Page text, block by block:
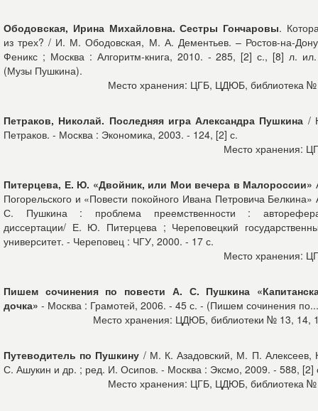
Ободовская, Ирина Михайловна. Сестры Гончаровы.
из трех? / И. М. Ободовская, М. А. Дементьев. – Ростов-на-
Феникс ; Москва : Алгоритм-книга, 2010. - 285, [2] с., [8] л.
(Музы Пушкина).
Место хранения: ЦГБ, ЦДЮБ, библиотека
Петраков, Николай. Последняя игра Александра Пушкина /
Петраков. - Москва : Экономика, 2003. - 124, [2] с.
Место хранения:
Питерцева, Е. Ю. «Двойник, или Мои вечера в Малороссии»
Погорельского и «Повести покойного Ивана Петровича Белкина»
С. Пушкина : проблема преемственности :
диссертации/ Е. Ю. Питерцева ; Череповецкий
университет. - Череповец : ЧГУ, 2000. - 17 с.
Место хранения:
Пишем сочинения по повести А. С. Пушкина
дочка» - Москва : Грамотей, 2006. - 45 с. - (Пишем сочинения
Место хранения: ЦДЮБ, библиотеки № 13, 14,
Путеводитель по Пушкину / М. К. Азадовский, М. П. Алексеев,
С. Ашукин и др. ; ред. И. Осипов. - Москва : Эксмо, 2009. - 588, [2]
Место хранения: ЦГБ, ЦДЮБ, библиотека